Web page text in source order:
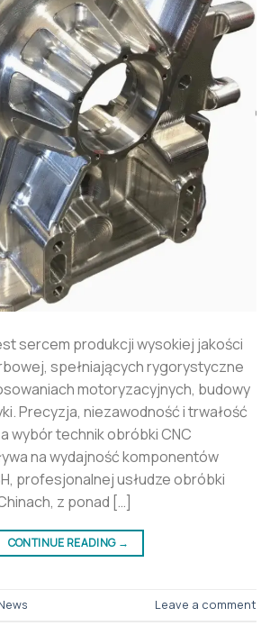
sercem produkcji wysokiej jakości
spełniających rygorystyczne
motoryzacyjnych, budowy
Precyzja, niezawodność i trwałość
wybór technik obróbki CNC
na wydajność komponentów
profesjonalnej usłudze obróbki
z ponad […]
CONTINUE READING →
Leave a comment